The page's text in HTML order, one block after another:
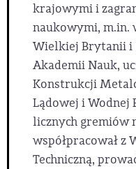
krajowymi i
naukowymi, m.in.
Wielkiej Brytanii i
Akademii Nauk,
Konstrukcji
Lądowej i Wodnej
licznych gremiów
współpracował z
Techniczną,